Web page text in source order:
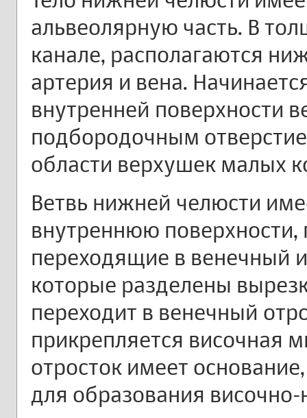
альвеолярную часть. В
канале, располагаются
артерия и вена.
внутренней поверхности
подбородочным
области верхушек малых
Ветвь нижней челюсти
внутреннюю поверхности,
переходящие в венечный
которые разделены
переходит в венечный
прикрепляется
отросток имеет
для образования